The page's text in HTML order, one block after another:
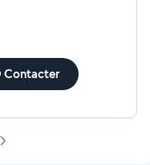
Contacter
Page